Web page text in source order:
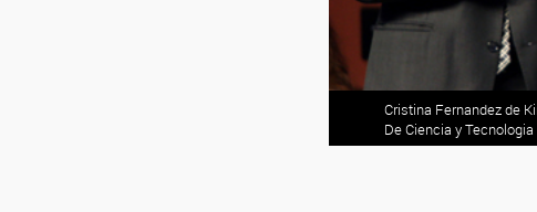
Cristina Fernandez de
De Ciencia y Tecnologia